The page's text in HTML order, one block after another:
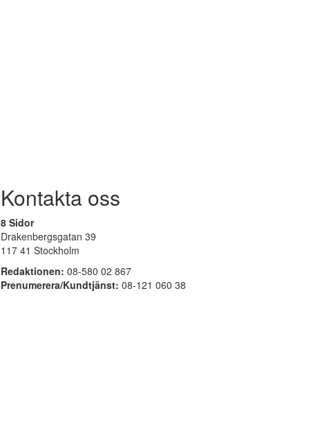
Kontakta oss
8 Sidor
Drakenbergsgatan 39
117 41 Stockholm
Redaktionen: 08-580 02 867
Prenumerera/Kundtjänst: 08-121 060 38